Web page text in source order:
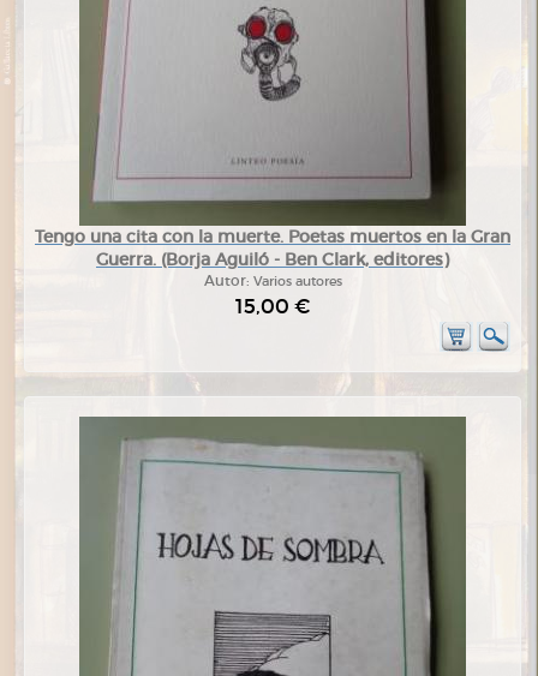
Tengo una cita con la muerte. Poetas muertos en la Gran
Guerra. (Borja Aguiló - Ben Clark, editores)
Autor: Varios autores
15,00 €